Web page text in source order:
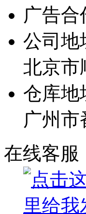
广告合
公司地
北京市
仓库地
广州市
在线客服